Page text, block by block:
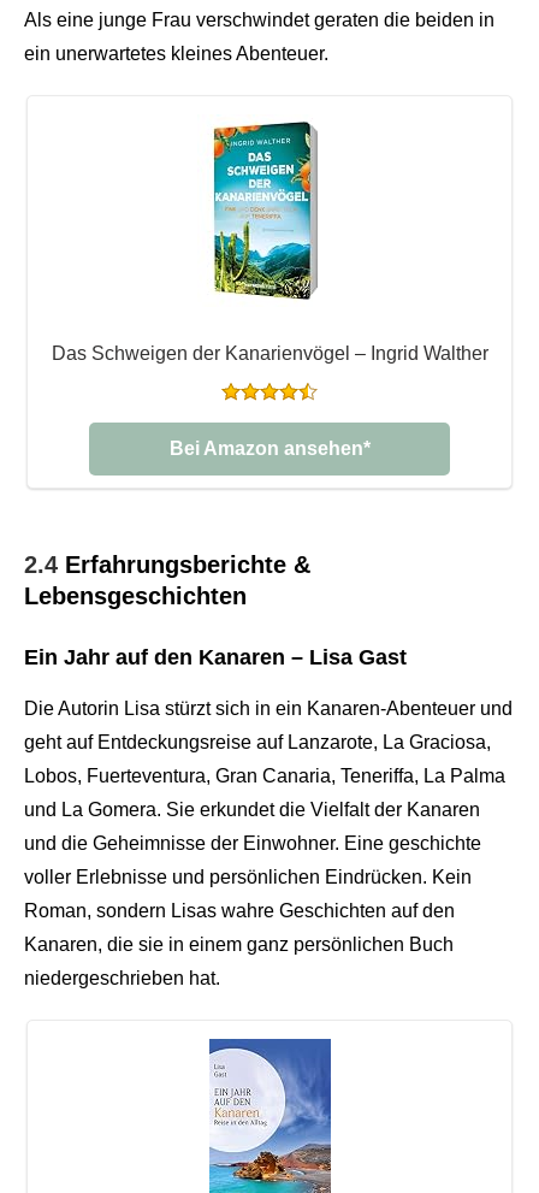
Als eine junge Frau verschwindet geraten die beiden in
ein unerwartetes kleines Abenteuer.
Das Schweigen der Kanarienvögel – Ingrid Walther
Bei Amazon ansehen*
2.4 Erfahrungsberichte &
Lebensgeschichten
Ein Jahr auf den Kanaren – Lisa Gast
Die Autorin Lisa stürzt sich in ein Kanaren-Abenteuer und
geht auf Entdeckungsreise auf Lanzarote, La Graciosa,
Lobos, Fuerteventura, Gran Canaria, Teneriffa, La Palma
und La Gomera. Sie erkundet die Vielfalt der Kanaren
und die Geheimnisse der Einwohner. Eine geschichte
voller Erlebnisse und persönlichen Eindrücken. Kein
Roman, sondern Lisas wahre Geschichten auf den
Kanaren, die sie in einem ganz persönlichen Buch
niedergeschrieben hat.